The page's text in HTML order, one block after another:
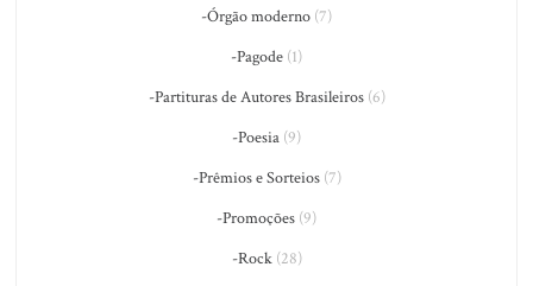
-Órgão moderno (7)
-Pagode (1)
-Partituras de Autores Brasileiros(6)
-Poesia (9)
-Prêmios e Sorteios(7)
-Promoções (9)
-Rock(28)